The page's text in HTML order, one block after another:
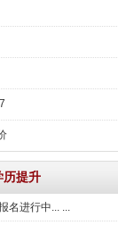
历提升
名进行中... ...